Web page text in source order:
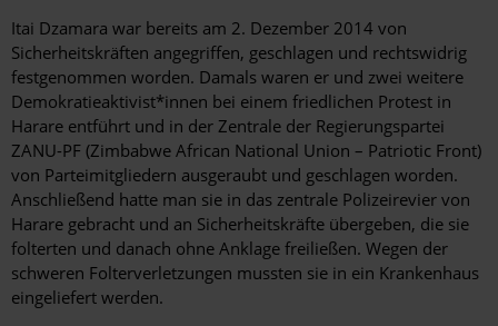
Itai Dzamara war bereits am 2. Dezember 2014 von
Sicherheitskräften angegriffen, geschlagen und rechtswidrig
festgenommen worden. Damals waren er und zwei weitere
Demokratieaktivist*innen bei einem friedlichen Protest in
Harare entführt und in der Zentrale der Regierungspartei
ZANU-PF (Zimbabwe African National Union – Patriotic Front)
von Parteimitgliedern ausgeraubt und geschlagen worden.
Anschließend hatte man sie in das zentrale Polizeirevier von
Harare gebracht und an Sicherheitskräfte übergeben, die sie
folterten und danach ohne Anklage freiließen. Wegen der
schweren Folterverletzungen mussten sie in ein Krankenhaus
eingeliefert werden.